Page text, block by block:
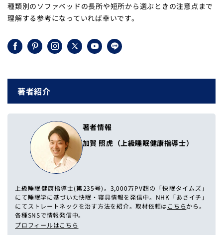
種類別のソファベッドの長所や短所から選ぶときの注意点まで
理解する参考になっていれば幸いです。
FacebookPinterestInstagram
X
YouTube
LINE
著者紹介
著者情報
加賀 照虎（上級睡眠健康指導士）
上級睡眠健康指導士(第235号)。3,000万PV超の「快眠タイムズ」
にて睡眠学に基づいた快眠・寝具情報を発信中。NHK「あさイチ」
にてストレートネックを治す方法を紹介。取材依頼はこちらから。
各種SNSで情報発信中。
プロフィールはこちら